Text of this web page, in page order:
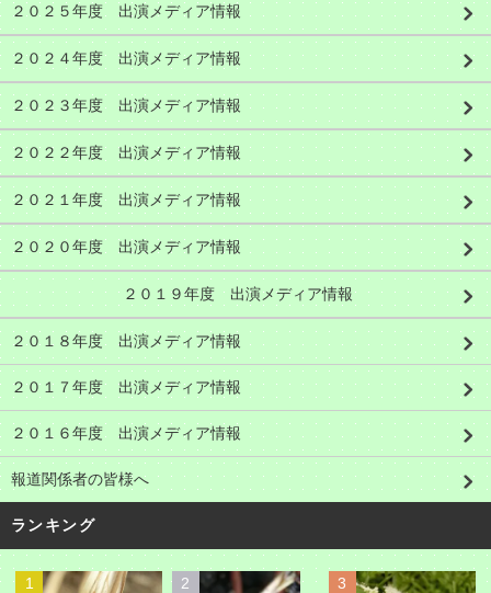
２０２５年度 出演メディア情報
２０２４年度 出演メディア情報
２０２３年度 出演メディア情報
２０２２年度 出演メディア情報
２０２１年度 出演メディア情報
２０２０年度 出演メディア情報
２０１９年度 出演メディア情報
２０１８年度 出演メディア情報
２０１７年度 出演メディア情報
２０１６年度 出演メディア情報
報道関係者の皆様へ
ランキング
1 2 3